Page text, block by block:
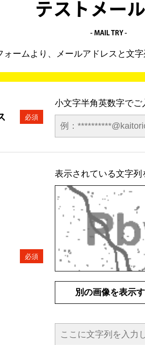
テストメー
- MAIL TRY -
ォームより、メールアドレスと文
小文字半角英数字でご
表示されている文字列
別の画像を表示